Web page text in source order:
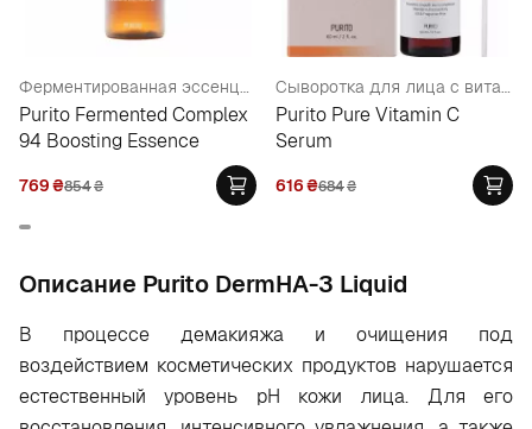
Ферментированная эссенция с ниацинамидом 3%
Purito Fermented Complex
94 Boosting Essence
769₴854₴
Сыворотка для лица с витамином С
Purito Pure Vitamin C
Serum
616₴684₴
Oписание Purito DermHA-3 Liquid
В процессе демакияжа и очищения под
воздействием косметических продуктов нарушается
естественный уровень рН кожи лица. Для его